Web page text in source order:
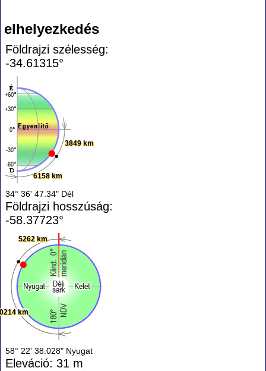
elhelyezkedés
Földrajzi szélesség:
-34.61315°
6158 km
3849 km
34° 36' 47.34" Dél
Földrajzi hosszúság:
-58.37723°
5262 km
km
58° 22' 38.028" Nyugat
Eleváció: 31 m